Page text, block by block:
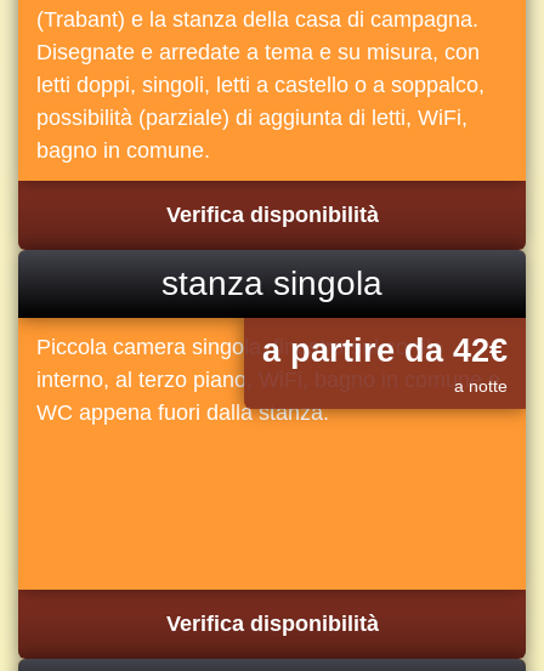
(Trabant) e la stanza della casa di campagna.
Disegnate e arredate a tema e su misura, con
letti doppi, singoli, letti a castello o a soppalco,
possibilità (parziale) di aggiunta di letti, WiFi,
bagno in comune.
Verifica disponibilità
stanza singola
a partire da 42€
a notte
Piccola camera singola, finestra sul cortile
interno, al terzo piano, WiFi, bagno in comune e
WC appena fuori dalla stanza.
Verifica disponibilità